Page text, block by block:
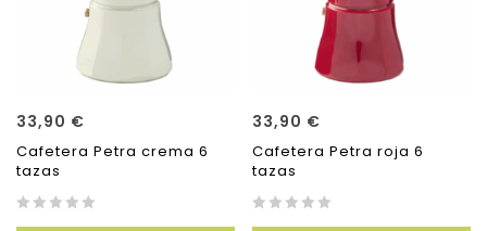
33,90 €
Cafetera Petra crema 6
tazas
33,90 €
Cafetera Petra roja 6
tazas